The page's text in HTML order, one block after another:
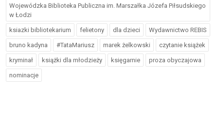
Wojewódzka Biblioteka Publiczna im. Marszałka Józefa Piłsudskiego
w Łodzi
ksiazki bibliotekarium felietony dla dzieci Wydawnictwo REBIS
bruno kadyna #TataMariusz marek żelkowski czytanie książek
kryminał książki dla młodzieży księgarnie proza obyczajowa
nominacje